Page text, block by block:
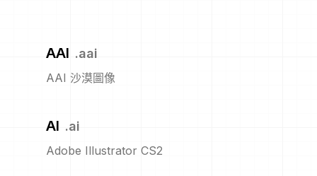
AAI .aai
AAI 沙漠圖像
AI .ai
Adobe Illustrator CS2